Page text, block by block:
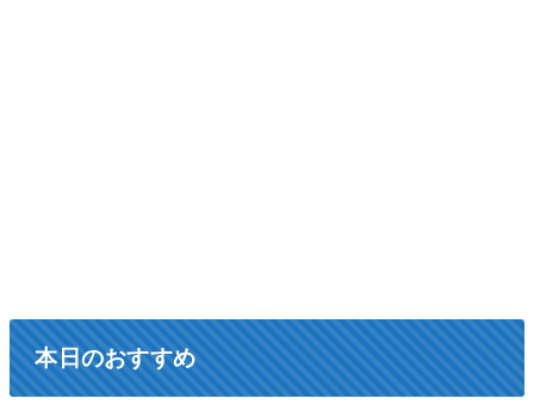
本日のおすすめ